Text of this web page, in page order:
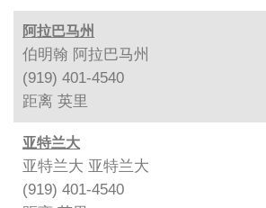
阿拉巴马州
伯明翰 阿拉巴马州
(919) 401-4540
距离 英里
亚特兰大
亚特兰大 亚特兰大
(919) 401-4540